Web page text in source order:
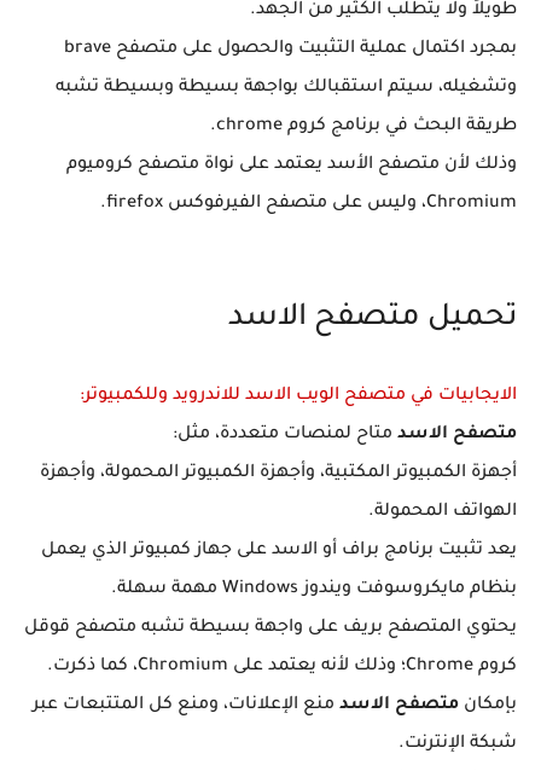
طويلاً ولا يتطلب الكثير من الجهد.
بمجرد اكتمال عملية التثبيت والحصول على متصفح brave
وتشغيله، سيتم استقبالك بواجهة بسيطة وبسيطة تشبه
طريقة البحث في برنامج كروم chrome.
وذلك لأن متصفح الأسد يعتمد على نواة متصفح كروميوم
Chromium، وليس على متصفح الفيرفوكس firefox.
تحميل متصفح الاسد
الايجابيات في متصفح الويب الاسد للاندرويد وللكمبيوتر:
متصفح الاسد متاح لمنصات متعددة، مثل:
أجهزة الكمبيوتر المكتبية، وأجهزة الكمبيوتر المحمولة، وأجهزة
الهواتف المحمولة.
يعد تثبيت برنامج براف أو الاسد على جهاز كمبيوتر الذي يعمل
بنظام مايكروسوفت ويندوز Windows مهمة سهلة.
يحتوي المتصفح بريف على واجهة بسيطة تشبه متصفح قوقل
كروم Chrome؛ وذلك لأنه يعتمد على Chromium، كما ذكرت.
بإمكان متصفح الاسد منع الإعلانات، ومنع كل المتتبعات عبر
شبكة الإنترنت.